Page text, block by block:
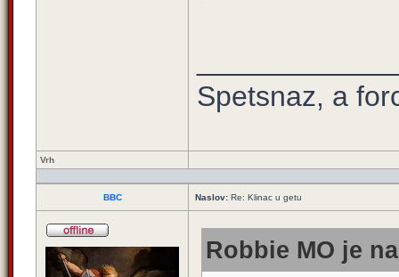
Spetsnaz, a
Vrh
BBC Naslov: Re: Klinac u getu
Robbie MO je